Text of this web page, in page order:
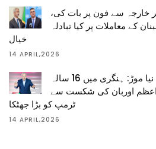
خارجہ سے فون پر بات کی،
کے معاملات پر کیا تبادلہ
خیال
14 APRIL,2026
یورپ کی سیاست میں نیا موڑ: ہنگری میں 16 سالہ
اعظم اوربان کی شکست سے
ٹرمپ کو بڑا جھٹکا
14 APRIL,2026